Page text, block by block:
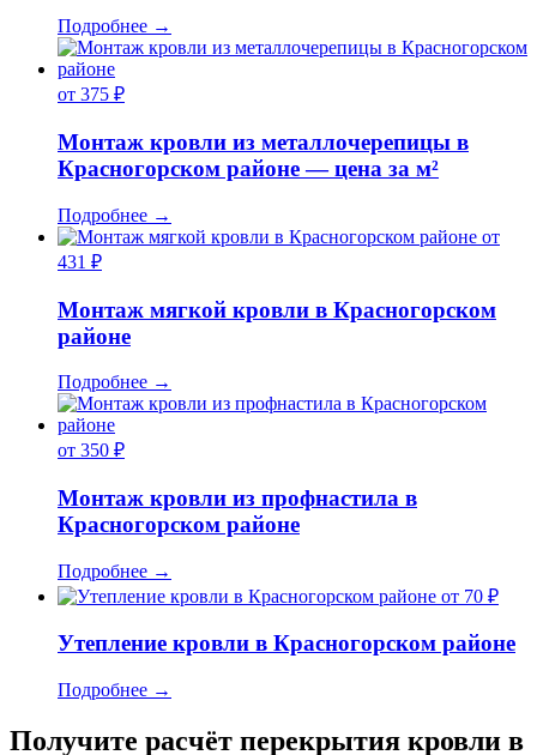
Подробнее →
от 375 ₽
Монтаж кровли из металлочерепицы в
Красногорском районе — цена за м²
Подробнее →
от
431 ₽
Монтаж мягкой кровли в Красногорском
районе
Подробнее →
от 350 ₽
Монтаж кровли из профнастила в
Красногорском районе
Подробнее →
от 70 ₽
Утепление кровли в Красногорском районе
Подробнее →
Получите расчёт перекрытия кровли в